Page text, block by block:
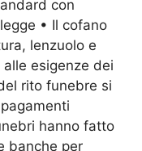
con
• Il cofano
lenzuolo e
esigenze dei
rito funebre si
hanno fatto
banche per